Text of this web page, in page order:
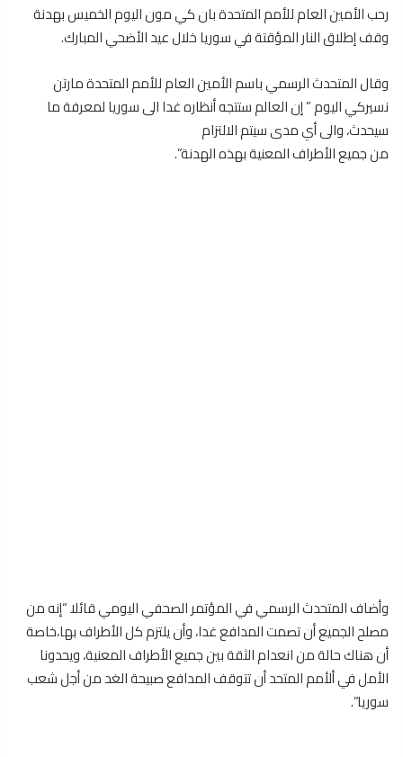
رحب الأمين العام للأمم المتحدة بان كي مون اليوم الخميس بهدنة
وقف إطلاق النار المؤقتة في سوريا خلال عيد الأضحي المبارك.
وقال المتحدث الرسمي باسم الأمين العام للأمم المتحدة مارتن
نسيركي اليوم ” إن العالم ستتجه أنظاره غدا الى سوريا لمعرفة ما
سيحدث، والى أي مدى سيتم الالتزام
من جميع الأطراف المعنية بهذه الهدنة”.
وأضاف المتحدث الرسمي في المؤتمر الصحفي اليومي قائلا “إنه من
مصلح الجميع أن تصمت المدافع غدا، وأن يلتزم كل الأطراف بها،خاصة
أن هناك حالة من انعدام الثقة بين جميع الأطراف المعنية، ويحدونا
الأمل في ألأمم المتحد أن تتوقف المدافع صبيحة الغد من أجل شعب
سوريا”.